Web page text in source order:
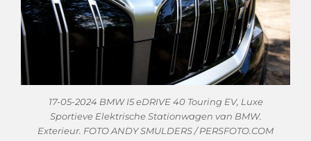
17-05-2024 BMW I5 eDRIVE 40 Touring EV, Luxe
Sportieve Elektrische Stationwagen van BMW.
Exterieur. FOTO ANDY SMULDERS / PERSFOTO.COM